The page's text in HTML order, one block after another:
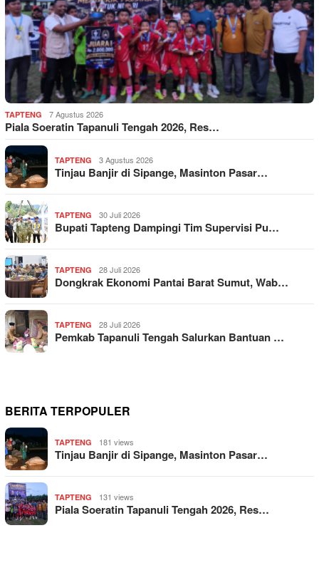
TAPTENG 7 Agustus 2026
Piala Soeratin Tapanuli Tengah 2026, Res…
TAPTENG 3 Agustus 2026
Tinjau Banjir di Sipange, Masinton Pasar…
TAPTENG 30 Juli 2026
Bupati Tapteng Dampingi Tim Supervisi Pu…
TAPTENG 28 Juli 2026
Dongkrak Ekonomi Pantai Barat Sumut, Wab…
TAPTENG 28 Juli 2026
Pemkab Tapanuli Tengah Salurkan Bantuan …
BERITA TERPOPULER
TAPTENG 181 views
Tinjau Banjir di Sipange, Masinton Pasar…
TAPTENG 131 views
Piala Soeratin Tapanuli Tengah 2026, Res…